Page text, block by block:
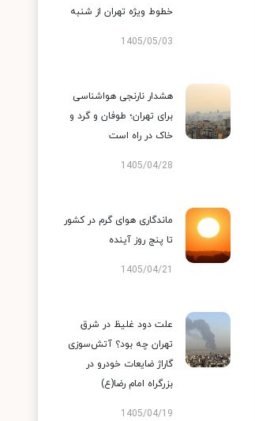
خطوط ویژه تهران از شنبه
1405/05/03
هشدار نارنجی هواشناسی
برای تهران؛ طوفان و گرد و
خاک در راه است
1405/04/28
ماندگاری هوای گرم در کشور
تا پنج روز آینده
1405/04/21
علت دود غلیظ در شرق
تهران چه بود؟ آتش‌سوزی
گاراژ ضایعات خودرو در
بزرگراه امام رضا(ع)
1405/04/19